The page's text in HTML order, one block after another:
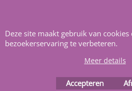
Deze site maakt gebruik van
bezoekerservaring te verbeteren.
Meer details
Accepteren